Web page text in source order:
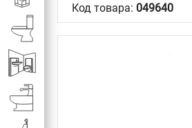
Код товара: 049640